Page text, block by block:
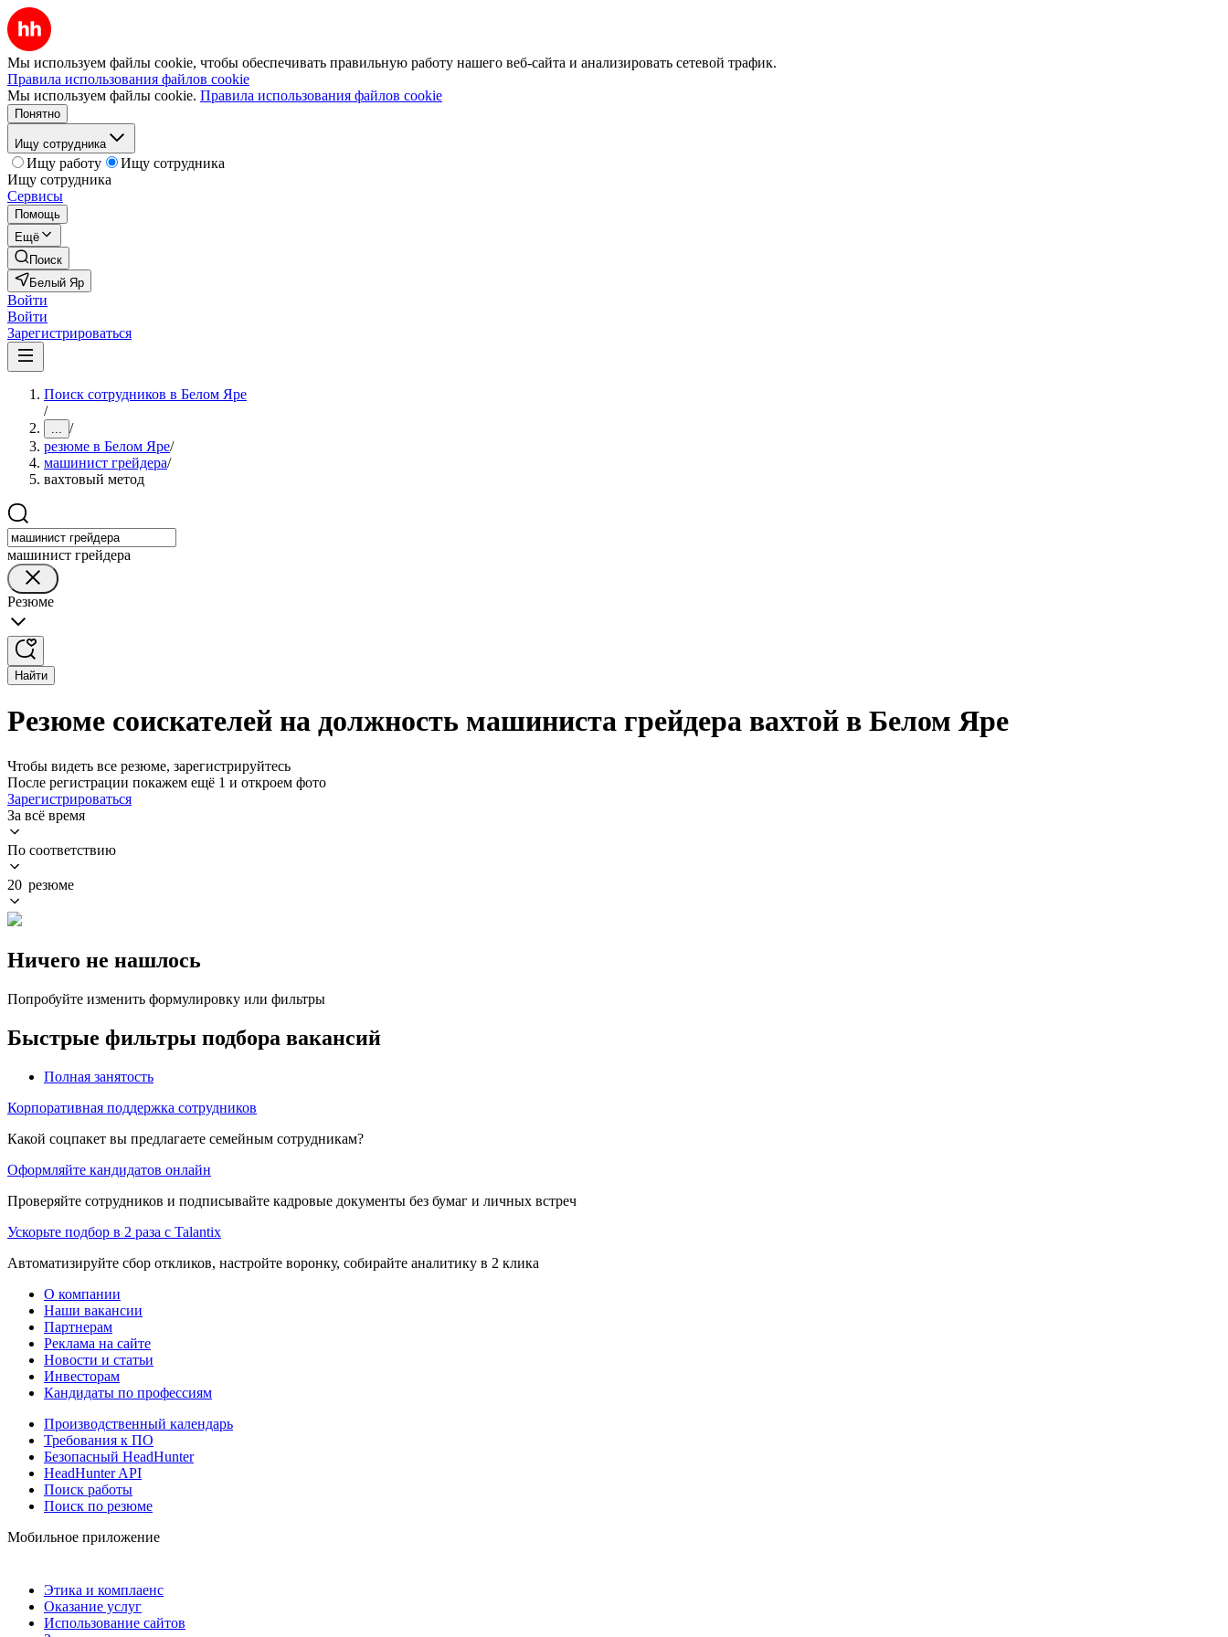
Мы используем файлы cookie, чтобы обеспечивать правильную работу нашего веб-сайта и анализировать сетевой трафик.
Правила использования файлов cookie
Мы используем файлы cookie. Правила использования файлов cookie
Понятно
Ищу сотрудника
Ищу работу
Ищу сотрудника
Ищу сотрудника
Сервисы
Помощь
Ещё
Поиск
Белый Яр
Войти
Войти
Зарегистрироваться
Поиск сотрудников в Белом Яре
/
... /
резюме в Белом Яре/
машинист грейдера/
вахтовый метод
машинист грейдера
Резюме
Найти
Резюме соискателей на должность машиниста грейдера вахтой в Белом Яре
Чтобы видеть все резюме, зарегистрируйтесь
После регистрации покажем ещё 1 и откроем фото
Зарегистрироваться
За всё время
По соответствию
20 резюме
Ничего не нашлось
Попробуйте изменить формулировку или фильтры
Быстрые фильтры подбора вакансий
Полная занятость
Корпоративная поддержка сотрудников
Какой соцпакет вы предлагаете семейным сотрудникам?
Оформляйте кандидатов онлайн
Проверяйте сотрудников и подписывайте кадровые документы без бумаг и личных встреч
Ускорьте подбор в 2 раза с Talantix
Автоматизируйте сбор откликов, настройте воронку, собирайте аналитику в 2 клика
О компании
Наши вакансии
Партнерам
Реклама на сайте
Новости и статьи
Инвесторам
Кандидаты по профессиям
Производственный календарь
Требования к ПО
Безопасный HeadHunter
HeadHunter API
Поиск работы
Поиск по резюме
Мобильное приложение
Этика и комплаенс
Оказание услуг
Использование сайтов